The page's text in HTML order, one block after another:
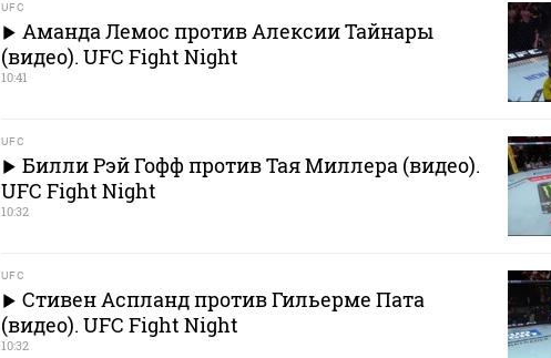
UFC
Аманда Лемос против Алексии Тайнары
(видео). UFC Fight Night
10:41
UFC
Билли Рэй Гофф против Тая Миллера (видео).
UFC Fight Night
10:32
UFC
Стивен Аспланд против Гильерме Пата
(видео). UFC Fight Night
10:32